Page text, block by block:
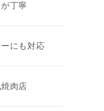
丁寧
にも対応
肉店